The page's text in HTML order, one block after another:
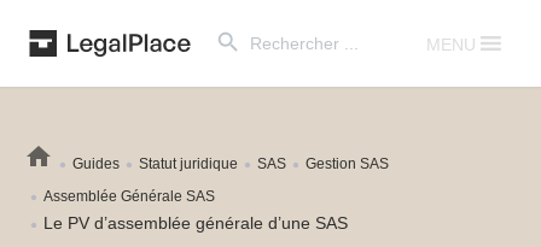
for:
MENU
Guides Statut juridique SAS
Gestion SAS
Assemblée Générale SAS
Le PV d’assemblée générale d’une SAS